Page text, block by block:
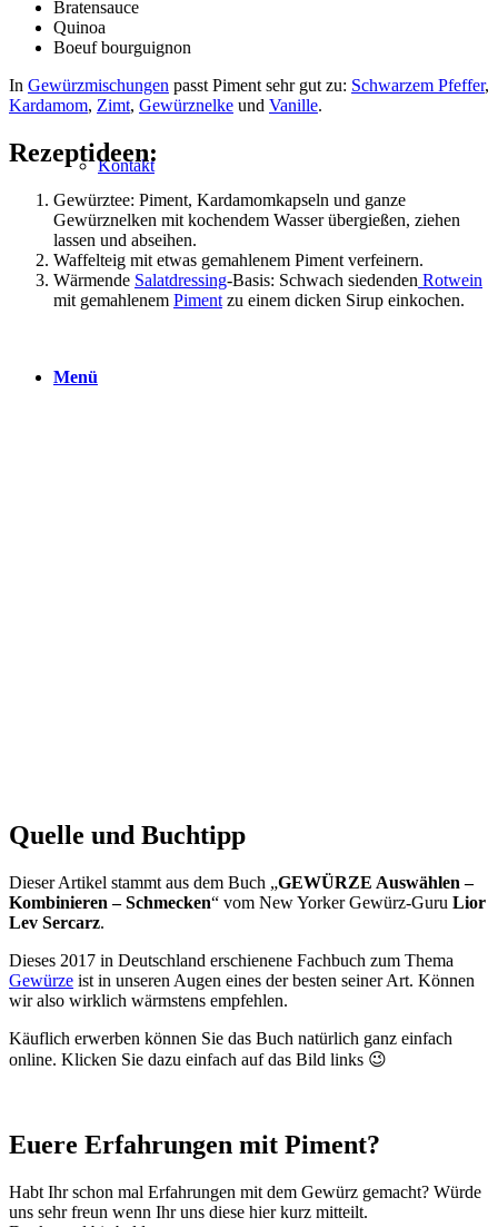
Kontakt
Menü
Bratensauce
Quinoa
Boeuf bourguignon
In Gewürzmischungen passt Piment sehr gut zu: Schwarzem Pfeffer,
Kardamom, Zimt, Gewürznelke und Vanille.
Rezeptideen:
Gewürztee: Piment, Kardamomkapseln und ganze
Gewürznelken mit kochendem Wasser übergießen, ziehen
lassen und abseihen.
Waffelteig mit etwas gemahlenem Piment verfeinern.
Wärmende Salatdressing-Basis: Schwach siedenden Rotwein
mit gemahlenem Piment zu einem dicken Sirup einkochen.
Quelle und Buchtipp
Dieser Artikel stammt aus dem Buch „GEWÜRZE Auswählen –
Kombinieren – Schmecken“ vom New Yorker Gewürz-Guru Lior
Lev Sercarz.
Dieses 2017 in Deutschland erschienene Fachbuch zum Thema
Gewürze ist in unseren Augen eines der besten seiner Art. Können
wir also wirklich wärmstens empfehlen.
Käuflich erwerben können Sie das Buch natürlich ganz einfach
online. Klicken Sie dazu einfach auf das Bild links 😉
Euere Erfahrungen mit Piment?
Habt Ihr schon mal Erfahrungen mit dem Gewürz gemacht? Würde
uns sehr freun wenn Ihr uns diese hier kurz mitteilt.